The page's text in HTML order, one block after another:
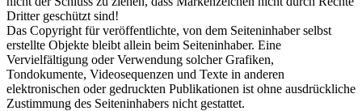
Dritter geschützt sind!
Das Copyright für veröffentlichte, von dem Seiteninhaber selbst
erstellte Objekte bleibt allein beim Seiteninhaber. Eine
Vervielfältigung oder Verwendung solcher Grafiken,
Tondokumente, Videosequenzen und Texte in anderen
elektronischen oder gedruckten Publikationen ist ohne ausdrückliche
Zustimmung des Seiteninhabers nicht gestattet.